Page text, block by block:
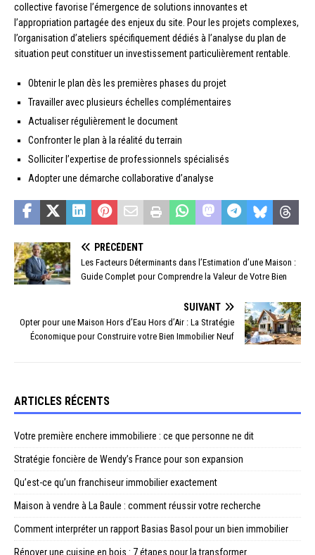
collective favorise l’émergence de solutions innovantes et
l’appropriation partagée des enjeux du site. Pour les projets complexes,
l’organisation d’ateliers spécifiquement dédiés à l’analyse du plan de
situation peut constituer un investissement particulièrement rentable.
Obtenir le plan dès les premières phases du projet
Travailler avec plusieurs échelles complémentaires
Actualiser régulièrement le document
Confronter le plan à la réalité du terrain
Solliciter l’expertise de professionnels spécialisés
Adopter une démarche collaborative d’analyse
PRÉCÉDENT
Les Facteurs Déterminants dans l’Estimation d’une Maison :
Guide Complet pour Comprendre la Valeur de Votre Bien
SUIVANT
Opter pour une Maison Hors d’Eau Hors d’Air : La Stratégie
Économique pour Construire votre Bien Immobilier Neuf
ARTICLES RÉCENTS
Votre première enchere immobiliere : ce que personne ne dit
Stratégie foncière de Wendy’s France pour son expansion
Qu’est-ce qu’un franchiseur immobilier exactement
Maison à vendre à La Baule : comment réussir votre recherche
Comment interpréter un rapport Basias Basol pour un bien immobilier
Rénover une cuisine en bois : 7 étapes pour la transformer